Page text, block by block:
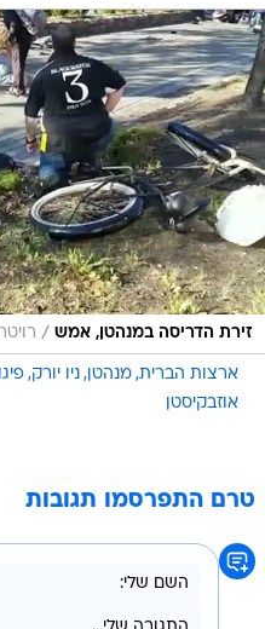
זירת הדריסה במנהטן, אמש /
ארצות הברית מנהטן ניו יורק
אוזבקיסטן
טרם התפרסמו תגובות